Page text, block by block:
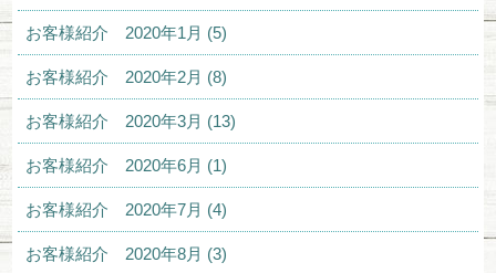
お客様紹介 2020年1月 (5)
お客様紹介 2020年2月 (8)
お客様紹介 2020年3月 (13)
お客様紹介 2020年6月 (1)
お客様紹介 2020年7月 (4)
お客様紹介 2020年8月 (3)